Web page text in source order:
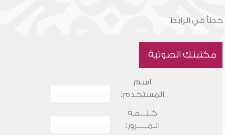
خطأ في الرابط
مكتبتك الصوتية
اسم
المستخدم:
كـلـــمـة
الـمـــــرور: